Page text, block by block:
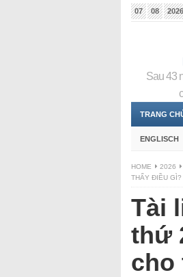
07 08 2026
Sau 43
TRANG
ENGLISCH
HOME 2026
THẤY ĐIỀU GÌ?
Tài
thứ
cho